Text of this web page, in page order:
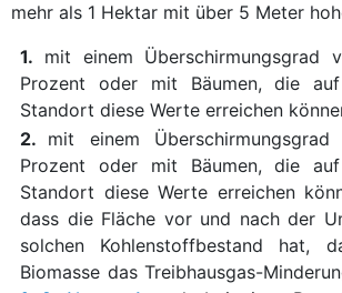
mehr als 1 Hektar mit über 5 Meter
1. mit einem Überschirmungsgrad
Prozent oder mit Bäumen, die
Standort diese Werte erreichen
2. mit einem
Prozent oder mit Bäumen, die
Standort diese Werte erreichen
dass die Fläche vor und nach der
solchen Kohlenstoffbestand hat,
Biomasse das Treibhausgas-